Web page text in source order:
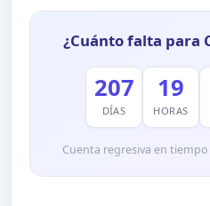
¿Cuánto falta para
207
DÍAS
19
HORAS
Cuenta regresiva en tiempo